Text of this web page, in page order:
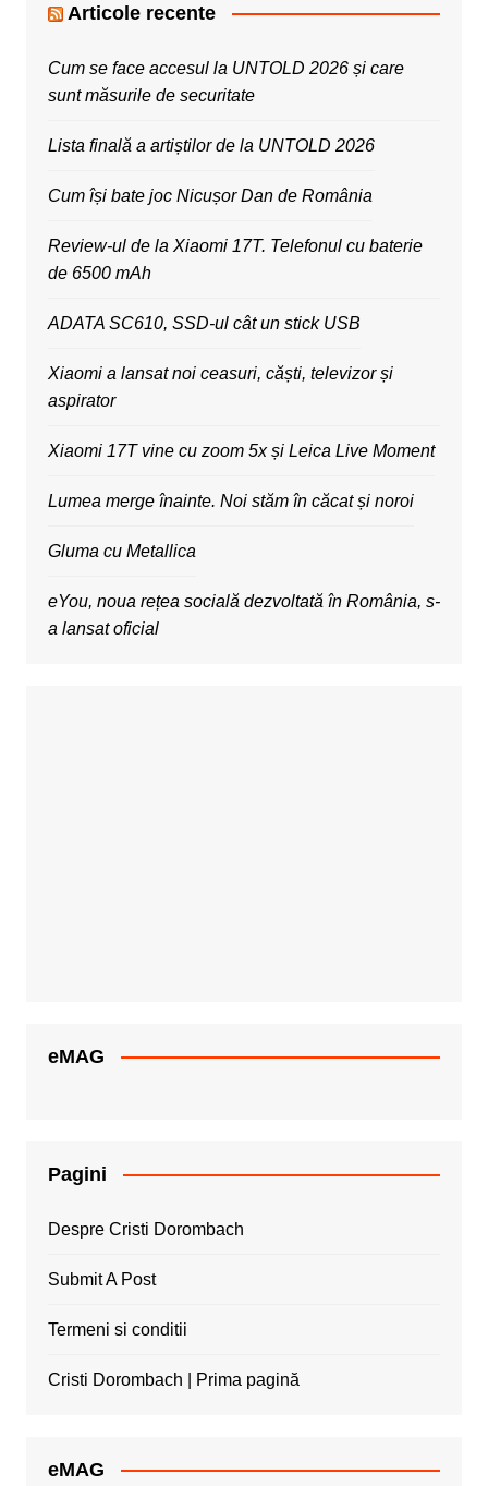
Articole recente
Cum se face accesul la UNTOLD 2026 și care
sunt măsurile de securitate
Lista finală a artiștilor de la UNTOLD 2026
Cum își bate joc Nicușor Dan de România
Review-ul de la Xiaomi 17T. Telefonul cu baterie
de 6500 mAh
ADATA SC610, SSD-ul cât un stick USB
Xiaomi a lansat noi ceasuri, căști, televizor și
aspirator
Xiaomi 17T vine cu zoom 5x și Leica Live Moment
Lumea merge înainte. Noi stăm în căcat și noroi
Gluma cu Metallica
eYou, noua rețea socială dezvoltată în România, s-
a lansat oficial
eMAG
Pagini
Despre Cristi Dorombach
Submit A Post
Termeni si conditii
Cristi Dorombach | Prima pagină
eMAG